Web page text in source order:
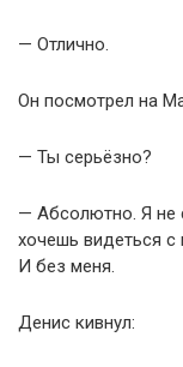
— Отлично.
Он посмотрел на
— Ты серьёзно?
— Абсолютно. Я не
хочешь видеться
И без меня.
Денис кивнул: